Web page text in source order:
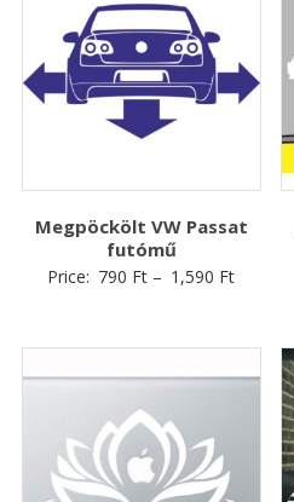
Megpöckölt VW Passat
futómű
Price: 790 Ft – 1,590 Ft